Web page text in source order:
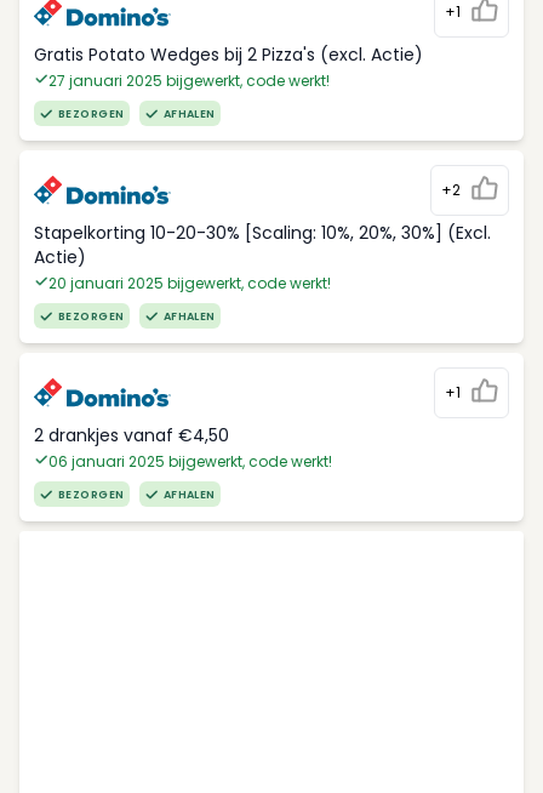
+1
Gratis Potato Wedges bij 2 Pizza's (excl. Actie)
27 januari 2025 bijgewerkt, code werkt!
BEZORGEN AFHALEN
+2
Stapelkorting 10-20-30% [Scaling: 10%, 20%, 30%] (Excl.
Actie)
20 januari 2025 bijgewerkt, code werkt!
BEZORGEN AFHALEN
+1
2 drankjes vanaf €4,50
06 januari 2025 bijgewerkt, code werkt!
BEZORGEN AFHALEN